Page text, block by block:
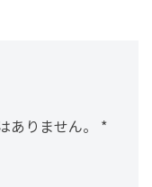
りません。
*